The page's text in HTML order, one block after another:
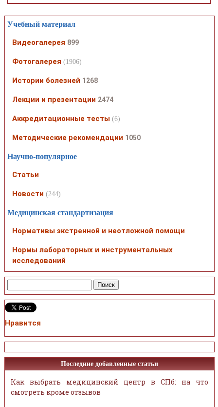
Учебный материал
Видеогалерея 899
Фотогалерея (1906)
Истории болезней 1268
Лекции и презентации 2474
Аккредитационные тесты (6)
Методические рекомендации 1050
Научно-популярное
Статьи
Новости (244)
Медицинская стандартизация
Нормативы экстренной и неотложной помощи
Нормы лабораторных и инструментальных
исследований
Нравится
Последние добавленные статьи
Как выбрать медицинский центр в СПб: на что
смотреть кроме отзывов